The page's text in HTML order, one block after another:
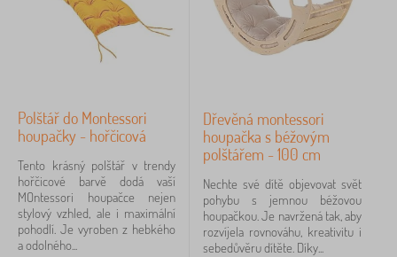
Ourbaby®
Polštář do Montessori
houpačky - hořčicová
Tento krásný polštář v trendy
hořčicové barvě dodá vaší
MOntessori houpačce nejen
stylový vzhled, ale i maximální
pohodlí. Je vyroben z hebkého
a odolného...
Dřevěná montessori
houpačka s béžovým
polštářem - 100 cm
Nechte své dítě objevovat svět
pohybu s jemnou béžovou
houpačkou. Je navržená tak, aby
rozvíjela rovnováhu, kreativitu i
sebedůvěru dítěte. Díky...